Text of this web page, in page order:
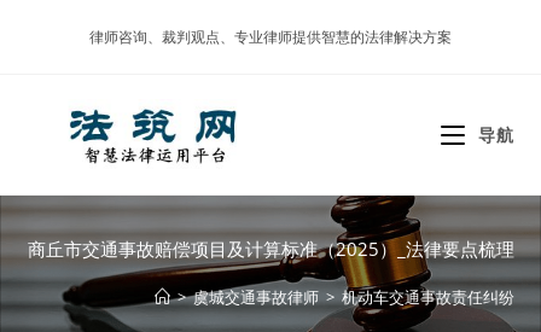
律师咨询、裁判观点、专业律师提供智慧的法律解决方案
导航
商丘市交通事故赔偿项目及计算标准（2025）_法律要点梳理
> 虞城交通事故律师 > 机动车交通事故责任纠纷